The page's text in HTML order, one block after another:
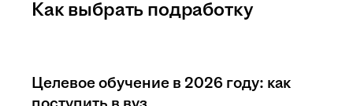
Как выбрать подработку
Целевое обучение в 2026 году: как